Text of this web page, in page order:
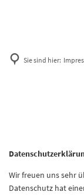
Sie sind hier:
Wir freuen uns sehr
Datenschutz hat